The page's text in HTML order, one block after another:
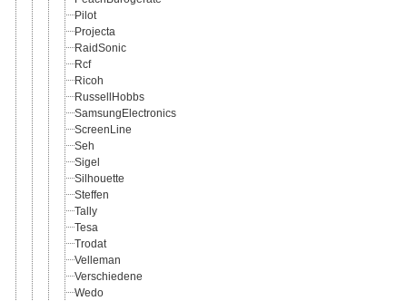
Pilot
Projecta
RaidSonic
Rcf
Ricoh
RussellHobbs
SamsungElectronics
ScreenLine
Seh
Sigel
Silhouette
Steffen
Tally
Tesa
Trodat
Velleman
Verschiedene
Wedo